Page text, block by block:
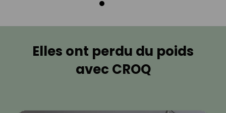
Elles ont perdu du poids
avec CROQ